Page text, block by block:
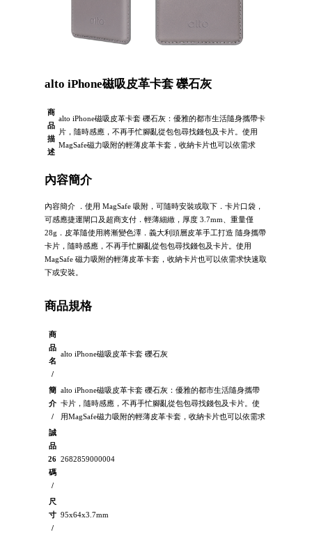
alto iPhone磁吸皮革卡套 礫石灰
商
品
描
述
alto iPhone磁吸皮革卡套 礫石灰：優雅的都市生活隨身攜帶卡
片，隨時感應，不再手忙腳亂從包包尋找錢包及卡片。使用
MagSafe磁力吸附的輕薄皮革卡套，收納卡片也可以依需求
內容簡介
內容簡介 ．使用 MagSafe 吸附，可隨時安裝或取下．卡片口袋，
可感應捷運閘口及超商支付．輕薄細緻，厚度 3.7mm、重量僅
28g．皮革隨使用將漸變色澤．義大利頭層皮革手工打造 隨身攜帶
卡片，隨時感應，不再手忙腳亂從包包尋找錢包及卡片。使用
MagSafe 磁力吸附的輕薄皮革卡套，收納卡片也可以依需求快速取
下或安裝。
商品規格
商
品
名
/
alto iPhone磁吸皮革卡套 礫石灰
簡
介
/
alto iPhone磁吸皮革卡套 礫石灰：優雅的都市生活隨身攜帶
卡片，隨時感應，不再手忙腳亂從包包尋找錢包及卡片。使
用MagSafe磁力吸附的輕薄皮革卡套，收納卡片也可以依需求
誠
品
26
碼
/
2682859000004
尺
寸
/
95x64x3.7mm